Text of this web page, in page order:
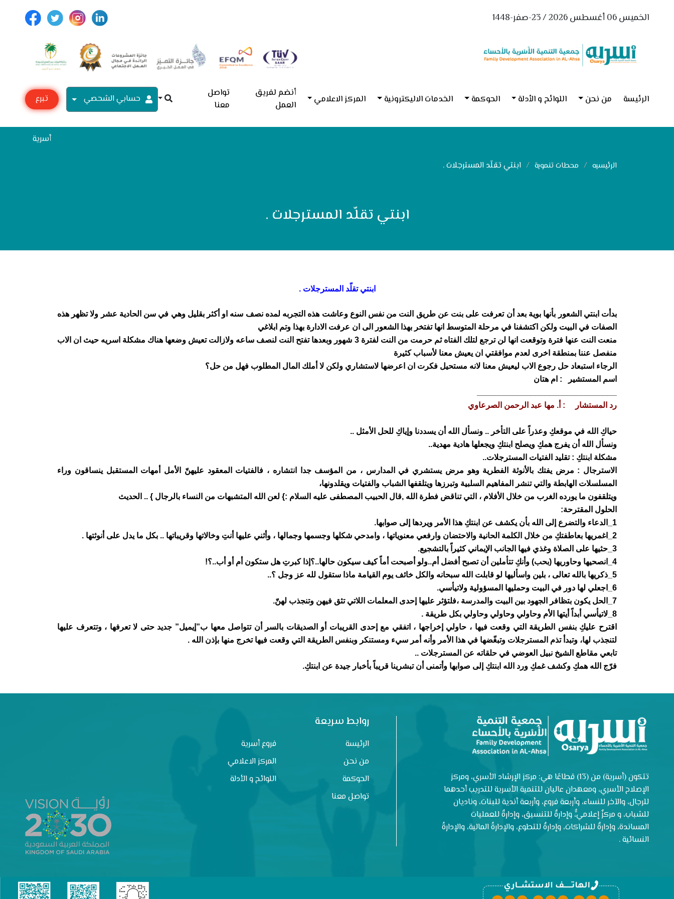
الخميس 06 أغسطس 2026 / 23-صفر-1448
الرئيسة من نحن اللوائح و الأدلة الحوكمة الخدمات الاليكترونية المركز الاعلامي
أنضم لفريق
العمل
تواصل
معنا
حسابي الشحصي
تبرع
أسرية
الرئيسيه محطات تنموية ابنتي تقلّد المسترجلات .
ابنتي تقلّد المسترجلات .
ابنتي تقلّد المسترجلات .
بدأت ابنتي الشعور بأنها بوية بعد أن تعرفت على بنت عن طريق النت من نفس النوع وعاشت هذه التجربه لمده نصف سنه او أكثر بقليل وهي في سن الحادية عشر ولا تظهر هذه
الصفات في البيت ولكن اكتشفنا في مرحلة المتوسط انها تفتخر بهذا الشعور الى ان عرفت الادارة بهذا وتم ابلاغي
منعت النت عنها فترة وتوقعت انها لن ترجع لتلك الفتاه ثم حرمت من النت لفترة 3 شهور وبعدها تفتح النت لنصف ساعه ولازالت تعيش وضعها هناك مشكلة اسريه حيث ان الاب
منفصل عننا بمنطقة اخرى لعدم موافقتي ان يعيش معنا لأسباب كثيرة
الرجاء استبعاد حل رجوع الاب ليعيش معنا لانه مستحيل فكرت ان اعرضها لاستشاري ولكن لا أملك المال المطلوب فهل من حل؟
اسم المستشير : ام هتان
رد المستشار : أ. مها عبد الرحمن الصرعاوي
حياكِ الله في موقعكِ وعذراً على التأخر .. ونسأل الله أن يسددنا وإياكِ للحل الأمثل ..
ونسأل الله أن يفرج همكِ ويصلح ابنتكِ ويجعلها هادية مهدية..
مشكلة ابنتكِ : تقليد الفتيات المسترجلات..
الاسترجال : مرض يفتك بالأنوثة الفطرية وهو مرض يستشري في المدارس ، من المؤسف جدا انتشاره ، فالفتيات المعقود عليهنّ الأمل أمهات المستقبل ينساقون وراء
المسلسلات الهابطة والتي تنشر المفاهيم السلبية وتبرزها ويتلقفها الشباب والفتيات ويقلدونها،
ويتلقفون ما يورده الغرب من خلال الأفلام ، التي تناقض فطرة الله ,قال الحبيب المصطفى عليه السلام :} لعن الله المتشبهات من النساء بالرجال } .. الحديث
الحلول المقترحة:
1_الدعاء والتضرع إلى الله بأن يكشف عن ابنتكِ هذا الأمر ويردها إلى صوابها.
2_اغمريها بعاطفتكِ من خلال الكلمة الحانية والاحتضان وارفعي معنوياتها ، وامدحي شكلها وجسمها وجمالها ، وأثني عليها أنتِ وخالاتها وقريباتها .. بكل ما يدل على أنوثتها .
3_حثيها على الصلاة وغذي فيها الجانب الإيماني كثيراً بالتشجيع.
4_انصحيها وحاوريها (بحب) وأنكِ تتأملين أن تصبح أفضل أم..ولو أصبحت أماً كيف سيكون حالها..؟إذا كبرتِ هل ستكون أم أو أب..؟!
5_ذكريها بالله تعالى ، بلين واسأليها لو قابلت الله سبحانه والكل خائف يوم القيامة ماذا ستقول لله عز وجل ؟..
6_اجعلي لها دور في البيت وحمليها المسؤولية ولاتيأسي.
7_الحل يكون بتظافر الجهود بين البيت والمدرسة ،فلتؤثر عليها إحدى المعلمات اللاتي تثق فيهن وتنجذب لهنّ.
8_لاتيأسي أبداً أيتها الأم وحاولي وحاولي وحاولي بكل طريقة .
اقترح عليكِ بنفس الطريقة التي وقعت فيها ، حاولي إخراجها ، اتفقي مع إحدى القريبات أو الصديقات بالسر أن تتواصل معها ب”إيميل” جديد حتى لا تعرفها ، وتتعرف عليها
لتنجذب لها، وتبدأ تذم المسترجلات وتبغّضها في هذا الأمر وأنه أمر سيء ومستنكر وبنفس الطريقة التي وقعت فيها تخرج منها بإذن الله .
تابعي مقاطع الشيخ نبيل العوضي في حلقاته عن المسترجلات ..
فرّج الله همكِ وكشف غمكِ ورد الله ابنتكِ إلى صوابها وأتمنى أن تبشرينا قريباً بأخبار جيدة عن ابنتكِ.
تتكون (أسرية) من (13) قطاعًا هي: مركز الإرشاد الأسري، ومركز
الإصلاح الأسري، ومعهدان عاليان للتنمية الأسرية للتدريب أحدهما
للرجال، والآخر للنساء، وأربعة فروع، وأربعة أندية للبنات، وناديان
للشباب، و مركزٌ إعلاميٌّ، وإدارةٌ للتنسيق، وإدارةٌ للعمليات
المساندة، وإدارةٌ للشراكات، وإدارةٌ للتطوع، والإدارةُ المالية، والإدارةُ
النسائية .
روابط سريعة
الرئيسة
فروع أسرية
من نحن
المركز الاعلامي
الحوكمة
اللوائح و الأدلة
تواصل معنا